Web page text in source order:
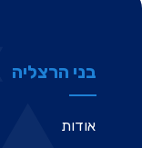
בני הרצליה
אודות